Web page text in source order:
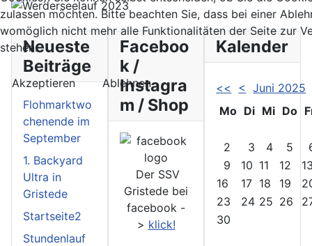
Neueste
Beiträge
Flohmarktwo
chenende im
September
1. Backyard
Ultra in
Gristede
Startseite2
Stundenlauf
Faceboo
k /
Instagra
m / Shop
Der SSV
Gristede bei
facebook -
> klick!
Kalender
<< <
Juni 2025
Mo Di Mi Do
2 3 4 5
9
10 11 12
16
17 18 19
23
24 25 26
30
zulassen möchten. Bitte beachten Sie, dass bei einer
womöglich nicht mehr alle Funktionalitäten der Seite zur
stehen.
Akzeptieren Ablehnen